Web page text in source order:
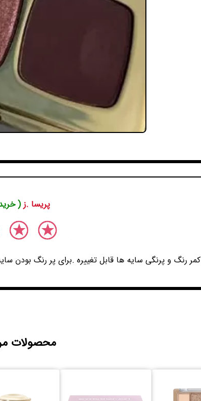
پریسا .ز(
کمر رنگ و پرنگی سایه ها قابل تغییره .برای پر رنگ بودن
محصولات